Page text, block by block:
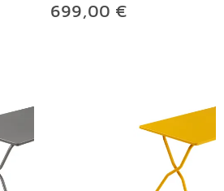
699,00 €